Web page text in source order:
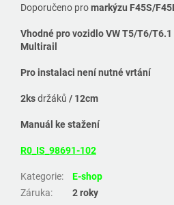
Doporučeno promarkýzu F45S/
Vhodné pro vozidlo VW T5/T6/T6.1
Multirail
Pro instalaci není nutné vrtání
2ksdržáků / 12cm
Manuál ke stažení
R0_IS_98691-102
Kategorie:
E-shop
Záruka:
2 roky